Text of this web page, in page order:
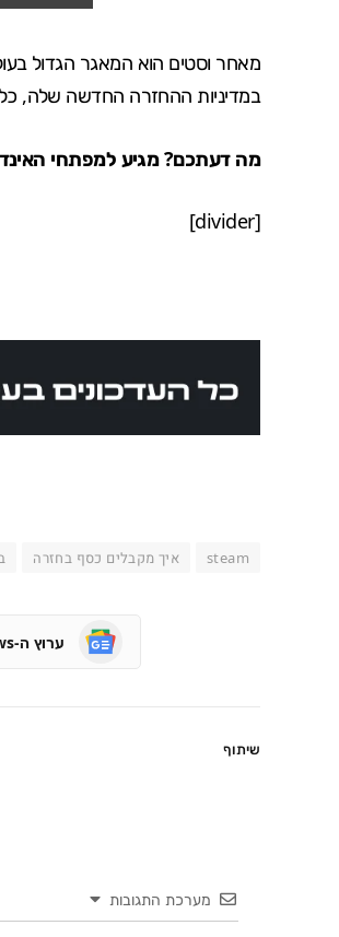
מאחר וסטים הוא המאגר הגדול
במדיניות ההחזרה החדשה שלה,
מה דעתכם? מגיע למפתחי
[divider]
steam איך מקבלים כסף בחזרה
ערוץ ה-Google News של גיימפרו
שיתוף
מערכת התגובות